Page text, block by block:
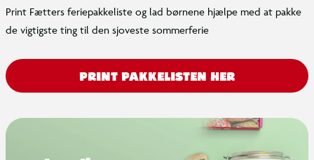
Print Fætters feriepakkeliste og lad børnene hjælpe med at pakke
de vigtigste ting til den sjoveste sommerferie
PRINT PAKKELISTEN HER